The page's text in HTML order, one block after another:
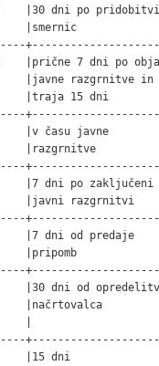
|30 dni po
|smernic
|prične 7 dni po
razgrnitve
|traja 15 dni
|v času javne
|razgrnitve
|7 dni po
|javni razgrnitvi
|7 dni od predaje
|pripomb
|30 dni od
|načrtovalca
|
|15 dni